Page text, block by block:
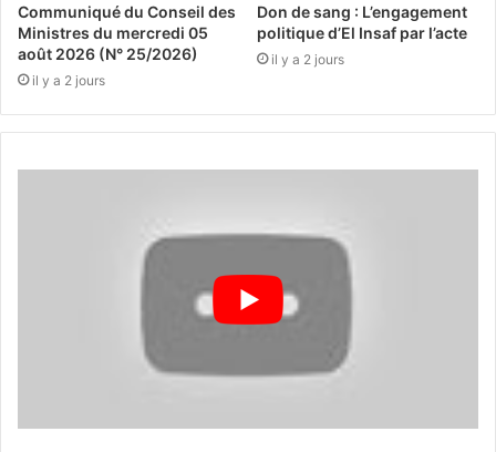
Communiqué du Conseil des
Ministres du mercredi 05
août 2026 (N° 25/2026)
il y a 2 jours
Don de sang : L’engagement
politique d’El Insaf par l’acte
il y a 2 jours